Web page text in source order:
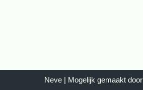
Neve| Mogelijk gemaakt door